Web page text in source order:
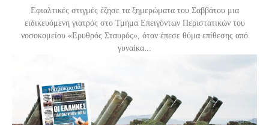
Εφιαλτικές στιγμές έζησε τα ξημερώματα του Σαββάτου μια
ειδικευόμενη γιατρός στο Τμήμα Επειγόντων Περιστατικών του
νοσοκομείου «Ερυθρός Σταυρός», όταν έπεσε θύμα επίθεσης από
γυναίκα...